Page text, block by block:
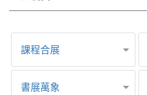
課程合展
書展萬象